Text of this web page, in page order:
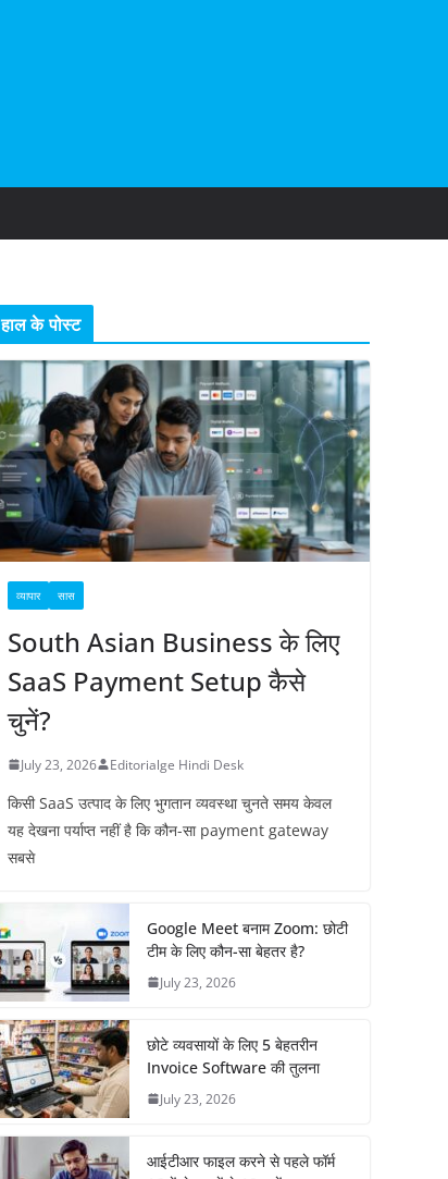
हाल के पोस्ट
व्यापार सास
South Asian Business के लिए
SaaS Payment Setup कैसे
चुनें?
July 23, 2026 Editorialge Hindi Desk
किसी SaaS उत्पाद के लिए भुगतान व्यवस्था चुनते समय केवल
यह देखना पर्याप्त नहीं है कि कौन-सा payment gateway
सबसे
Google Meet बनाम Zoom: छोटी
टीम के लिए कौन-सा बेहतर है?
July 23, 2026
छोटे व्यवसायों के लिए 5 बेहतरीन
Invoice Software की तुलना
July 23, 2026
आईटीआर फाइल करने से पहले फॉर्म